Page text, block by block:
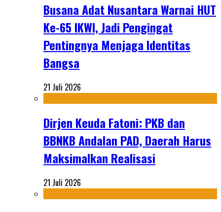
Busana Adat Nusantara Warnai HUT
Ke-65 IKWI, Jadi Pengingat
Pentingnya Menjaga Identitas
Bangsa
21 Juli 2026
Dirjen Keuda Fatoni: PKB dan
BBNKB Andalan PAD, Daerah Harus
Maksimalkan Realisasi
21 Juli 2026